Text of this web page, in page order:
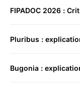
FIPADOC 2026 :
Pluribus :
Bugonia :